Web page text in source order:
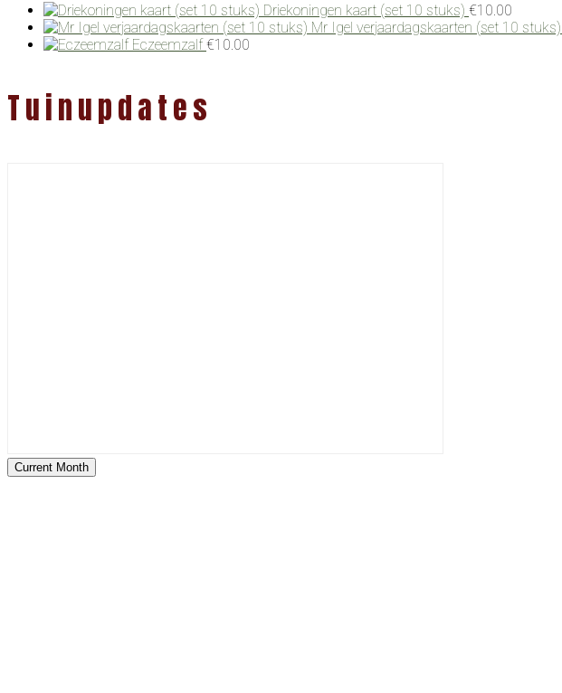
Driekoningen kaart (set 10 stuks) €10.00
Mr Igel verjaardagskaarten (set 10 stuks)
Eczeemzalf €10.00
Tuinupdates
Current Month